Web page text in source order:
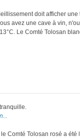
doit afficher
avez une cave à vin,
Le Comté Tolosan
Comté Tolosan rosé a été